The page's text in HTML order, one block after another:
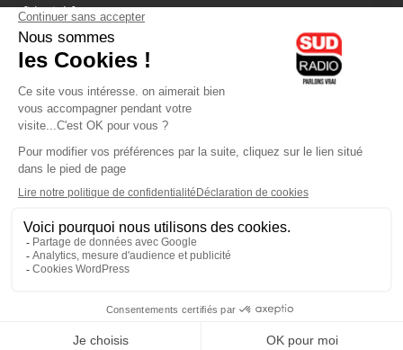
fiducial.fr
lyoncapitale.fr
olympique-et-lyonnais.com
L'application Iphone / Android
Téléchargez l'application
Les cookies
Gestion des cookies
Crédit photos : ©Sud Radio / Pierre Olivier
Judith Beller
Jacques Pessis
Les clefs d'une vie